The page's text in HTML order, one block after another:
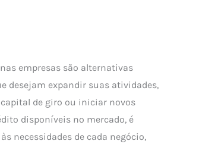
empresas são alternativas
desejam expandir suas atividades,
de giro ou iniciar novos
disponíveis no mercado, é
necessidades de cada negócio,